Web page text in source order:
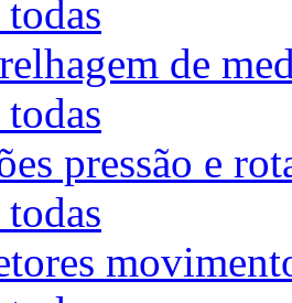
de
pressão e